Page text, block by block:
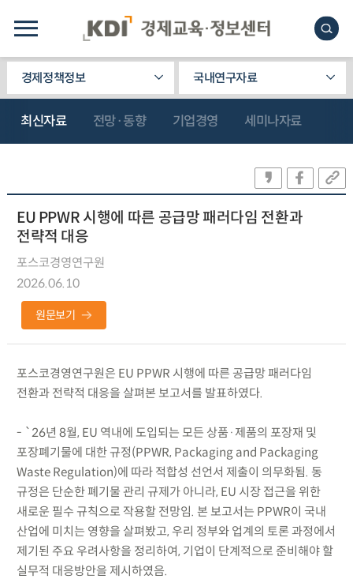
경제정책정보 국내연구자료
최신자료 전망·동향 기업경영 세미나자료
EU PPWR 시행에 따른 공급망 패러다임 전환과
전략적 대응
포스코경영연구원
2026.06.10
원문보기
포스코경영연구원은 EU PPWR 시행에 따른 공급망 패러다임
전환과 전략적 대응을 살펴본 보고서를 발표하였다.
- `26년 8월, EU 역내에 도입되는 모든 상품·제품의 포장재 및
포장폐기물에 대한 규정(PPWR, Packaging and Packaging
Waste Regulation)에 따라 적합성 선언서 제출이 의무화됨. 동
규정은 단순한 폐기물 관리 규제가 아니라, EU 시장 접근을 위한
새로운 필수 규칙으로 작용할 전망임. 본 보고서는 PPWR이 국내
산업에 미치는 영향을 살펴봤고, 우리 정부와 업계의 토론 과정에서
제기된 주요 우려사항을 정리하여, 기업이 단계적으로 준비해야 할
실무적 대응방안을 제시하였음.